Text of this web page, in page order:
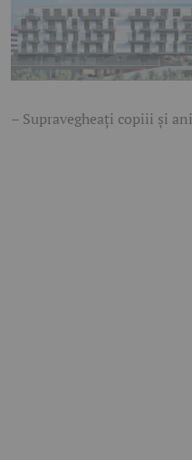
– Supravegheați copiii și